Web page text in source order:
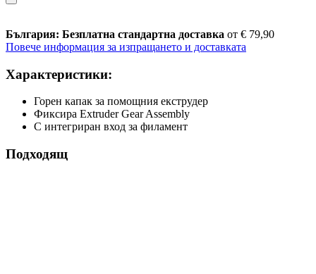
България: Безплатна стандартна доставка от € 79,90
Повече информация за изпращането и доставката
Характеристики:
Горен капак за помощния екструдер
Фиксира Extruder Gear Assembly
С интегриран вход за филамент
Подходящ